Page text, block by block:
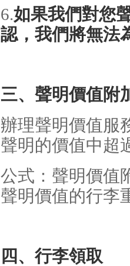
6.如果我們對您
認，我們將無法
三、聲明價值附
辦理聲明價值服
聲明的價值中超
公式：聲明價值
聲明價值的行李
四、行李領取